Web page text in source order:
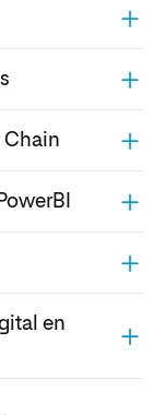
Chain
en